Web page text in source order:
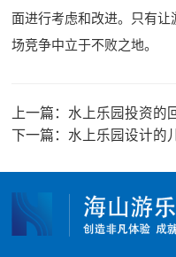
面进行考虑和改进。只有
场竞争中立于不败之地。
上一篇： 水上乐园投资的
下一篇： 水上乐园设计的